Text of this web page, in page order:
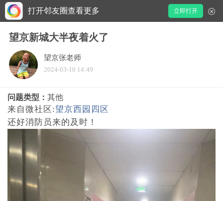
打开邻友圈查看更多 立即打开
望京新城大半夜着火了
望京张老师
2024-03-10 14:49
问题类型： 其他
来自微社区:望京西园四区
还好消防员来的及时！